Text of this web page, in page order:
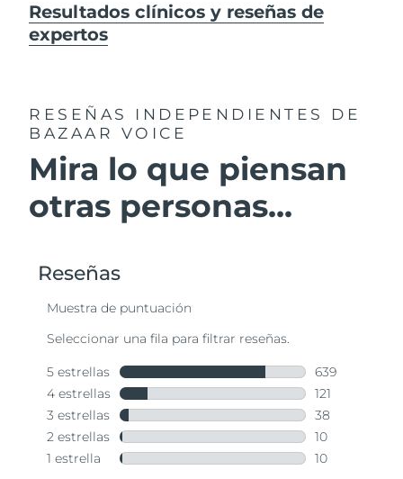
Resultados clínicos y reseñas de
expertos
RESEÑAS INDEPENDIENTES
DE
BAZAAR VOICE
Mira lo que piensan
otras personas...